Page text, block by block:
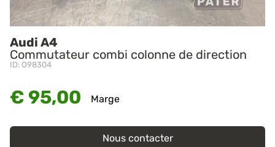
Audi A4
Commutateur combi colonne de direction
ID: O98304
€ 95,00 Marge
Nous contacter